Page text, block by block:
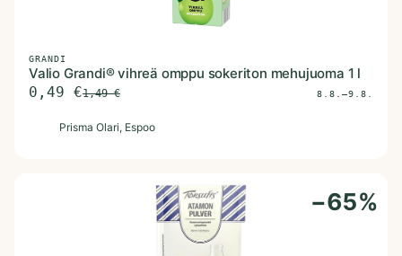
GRANDI
Valio Grandi® vihreä omppu sokeriton mehujuoma 1 l
0,49 €1,49€ 8.8.–9.8.
Prisma Olari, Espoo
−65%